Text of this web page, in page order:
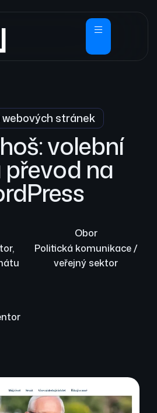
webových stránek
volební
převod na
Obor
Politická komunikace /
veřejný sektor